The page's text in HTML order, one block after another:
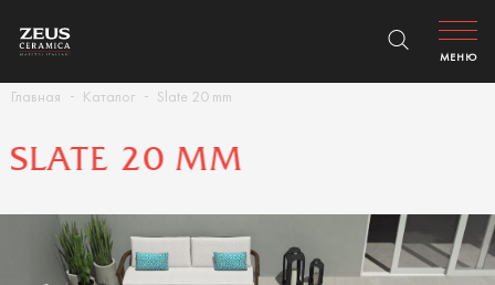
Главная Каталог Slate 20 mm
МЕНЮ
SLATE 20 MM